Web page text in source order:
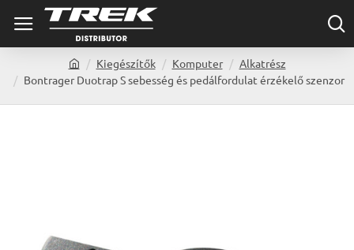
h
m
Kiegészítők Komputer
Alkatrész
Bontrager Duotrap S sebesség és pedálfordulat érzékelő szenzor